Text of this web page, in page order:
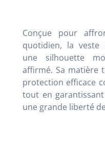
Conçue pour
quotidien, la veste
une silhouette
affirmé. Sa matière
protection efficace
tout en
une grande liberté